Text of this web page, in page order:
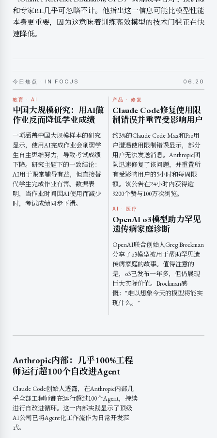
和专家RL几乎可忽略不计。他指出这一信息可能比模型性能
本身更重要，因为这意味着训练高效模型的技术门槛正在快
速降低。
今日焦点 · IN FOCUS 06.20
教育 · AI
中国大规模研究：用AI做
作业反而降低学业成绩
一项涵盖中国大规模样本的研究
显示，使用AI完成作业会削弱学
生自主思维努力，导致考试成绩
下降。研究主题下的一致结论：
AI用于课堂辅导有益，但直接替
代学生完成作业有害。数据表
明，当作业时间因AI使用而减少
时，考试成绩同步下滑。
产品 · 修复
Claude Code修复使用限
制错误并重置受影响用户
约3%的Claude Code Max和Pro用
户遭遇使用限制错误显示，部分
用户无法发送消息。Anthropic团
队迅速修复了该问题，并重置所
有受影响用户的5小时和每周限
额。该公告在24小时内获得逾
9200个赞与100万次浏览。
AI · 医疗
OpenAI o3模型助力罕见
遗传病家庭诊断
OpenAI联合创始人Greg Brockman
分享了o3模型被用于帮助罕见遗
传病家庭的故事。值得注意的
是，o3已发布一年多，但仍展现
巨大实际价值。Brockman感
慨："难以想象今天的模型将能实
现什么。"
Anthropic内部：几乎100%工程
师运行超100个自改进Agent
Claude Code创始人透露，在Anthropic内部几
乎全部工程师都在运行超过100个Agent，持续
进行自改进循环。这一内部实践显示了顶级
AI公司已将Agent化工作流作为日常开发范
式。